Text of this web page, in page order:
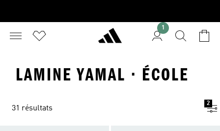
1
LAMINE YAMAL · ÉCOLE
31 résultats
2